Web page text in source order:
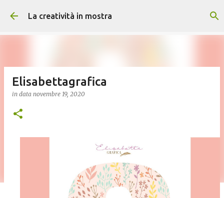
Passa ai contenuti principali
La creatività in mostra
Elisabettagrafica
in data novembre 19, 2020